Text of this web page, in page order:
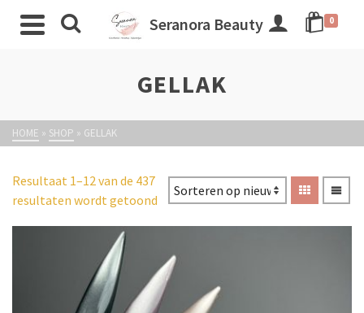
Seranora Beauty 0
GELLAK
HOME » SHOP » GELLAK
Resultaat 1–12 van de 437
resultaten wordt getoond